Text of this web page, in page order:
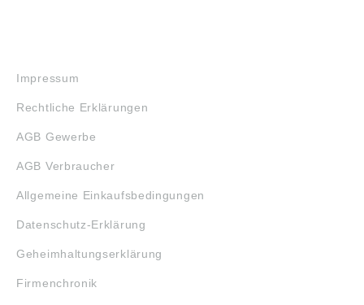
Impressum
Rechtliche Erklärungen
AGB Gewerbe
AGB Verbraucher
Allgemeine Einkaufsbedingungen
Datenschutz-Erklärung
Geheimhaltungserklärung
Firmenchronik